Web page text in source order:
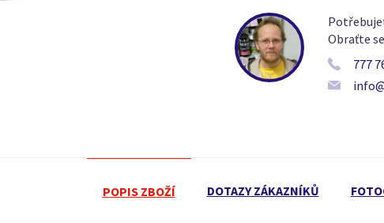
Obraťte
777
POPIS ZBOŽÍ DOTAZY ZÁKAZNÍKŮ